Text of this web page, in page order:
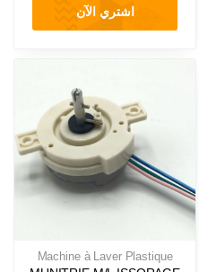
اشتري الآن
Machine à Laver Plastique